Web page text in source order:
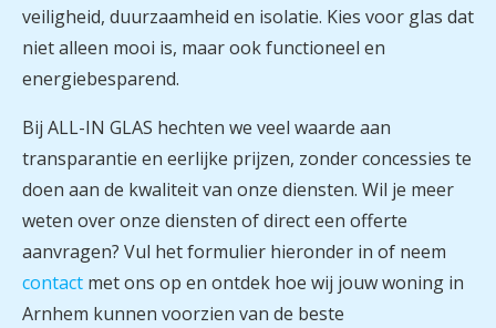
veiligheid, duurzaamheid en isolatie. Kies voor glas dat
niet alleen mooi is, maar ook functioneel en
energiebesparend.
​​Bij ALL-IN GLAS hechten we veel waarde aan
transparantie en eerlijke prijzen, zonder concessies te
doen aan de kwaliteit van onze diensten. Wil je meer
weten over onze diensten of direct een offerte
aanvragen? Vul het formulier hieronder in of neem
contact met ons op en ontdek hoe wij jouw woning in
Arnhem kunnen voorzien van de beste